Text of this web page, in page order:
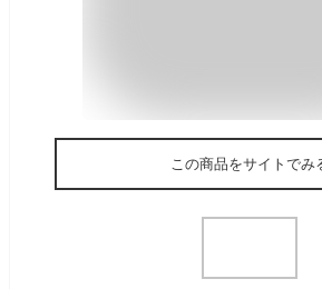
この商品をサイトでみ